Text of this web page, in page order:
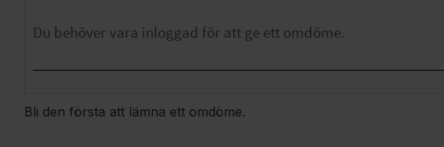
Bli den första att lämna ett omdöme.